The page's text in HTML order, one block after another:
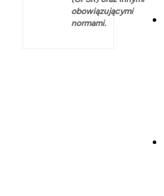
obowiązującymi
normami.